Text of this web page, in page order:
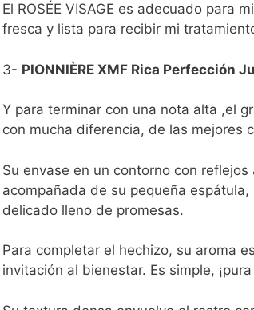
El ROSÉE VISAGE es adecuado para
fresca y lista para recibir mi
3- PIONNIÈRE XMF Rica Perfección
Y para terminar con una nota alta ,el
con mucha diferencia, de las mejores
Su envase en un contorno con
acompañada de su pequeña espátula,
delicado lleno de promesas.
Para completar el hechizo, su aroma
invitación al bienestar. Es simple,